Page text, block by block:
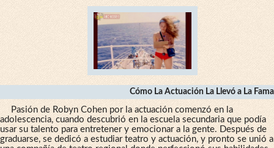
Cómo La Actuación La Llevó a La Fama
Pasión de Robyn Cohen por la actuación comenzó en la
adolescencia, cuando descubrió en la escuela secundaria que podía
usar su talento para entretener y emocionar a la gente. Después de
graduarse, se dedicó a estudiar teatro y actuación, y pronto se unió a